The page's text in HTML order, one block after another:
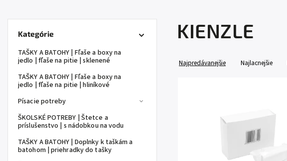
Kategórie
TAŠKY A BATOHY | Fľaše a boxy na
jedlo | fľaše na pitie | sklenené
TAŠKY A BATOHY | Fľaše a boxy na
jedlo | fľaše na pitie | hliníkové
Písacie potreby
ŠKOLSKÉ POTREBY | Štetce a
príslušenstvo | s nádobkou na vodu
TAŠKY A BATOHY | Doplnky k taškám a
batohom | priehradky do tašky
KIENZLE
Najpredávanejšie Najlacnejšie